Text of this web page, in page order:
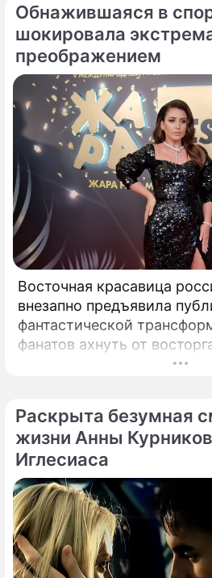
Обнажившаяся в
шокировала
преображением
Восточная красавица
внезапно предъявила
фантастической
фанатов ахнуть от
Знаменитая певица
спровоцировали
Раскрыта безумная
жизни Анны
Иглесиаса